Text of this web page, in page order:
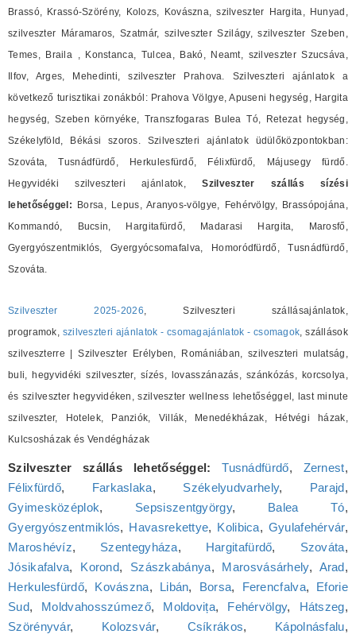
Brassó, Krassó-Szörény, Kolozs, Kovászna, szilveszter Hargita, Hunyad,
szilveszter Máramaros, Szatmár, szilveszter Szilágy, szilveszter Szeben,
Temes, Braila , Konstanca, Tulcea, Bakó, Neamt, szilveszter Szucsáva,
Ilfov, Arges, Mehedinti, szilveszter Prahova. Szilveszteri ajánlatok a
következő turisztikai zonákból: Prahova Völgye, Apuseni hegység, Hargita
hegység, Szeben környéke, Transzfogaras Bulea Tó, Retezat hegység,
Székelyföld, Békási szoros. Szilveszteri ajánlatok üdülőközpontokban:
Szováta, Tusnádfürdő, Herkulesfürdő, Félixfürdő, Májusegy fürdő.
Hegyvidéki szilveszteri ajánlatok,Szilveszter szállás sízési
lehetőséggel: Borsa, Lepus, Aranyos-völgye, Fehérvölgy, Brassópojána,
Kommandó, Bucsin, Hargitafürdő, Madarasi Hargita, Marosfő,
Gyergyószentmiklós, Gyergyócsomafalva, Homoródfürdő, Tusnádfürdő,
Szováta.
Szilveszter 2025-2026, Szilveszteri szállásajánlatok,
programok, szilveszteri ajánlatok - csomagajánlatok - csomagok, szállások
szilveszterre | Szilveszter Erélyben, Romániában, szilveszteri mulatság,
buli, hegyvidéki szilveszter, sízés, lovasszánazás, szánkózás, korcsolya,
és szilveszter hegyvidéken, szilveszter wellness lehetőséggel, last minute
szilveszter, Hotelek, Panziók, Villák, Menedékházak, Hétvégi házak,
Kulcsosházak és Vendégházak
Szilveszter szállás lehetőséggel: Tusnádfürdő, Zernest,
Félixfürdő, Farkaslaka, Székelyudvarhely, Parajd,
Gyimesközéplok, Sepsiszentgyörgy, Balea Tó,
Gyergyószentmiklós, Havasrekettye, Kolibica, Gyulafehérvár,
Maroshévíz, Szentegyháza, Hargitafürdő, Szováta,
Jósikafalva, Korond, Szászkabánya, Marosvásárhely, Arad,
Herkulesfürdő, Kovászna, Libán, Borsa, Ferencfalva, Eforie
Sud, Moldvahosszúmező, Moldovița, Fehérvölgy, Hátszeg,
Szörényvár, Kolozsvár, Csíkrákos, Kápolnásfalu,